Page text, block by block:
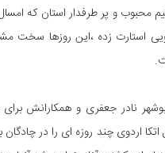
محبوب و پر طرفدار استان که
استارت زده ،این روزها سخت
نادر جعفری و همکارانش
اردوی چند روزه ای را در چادگان